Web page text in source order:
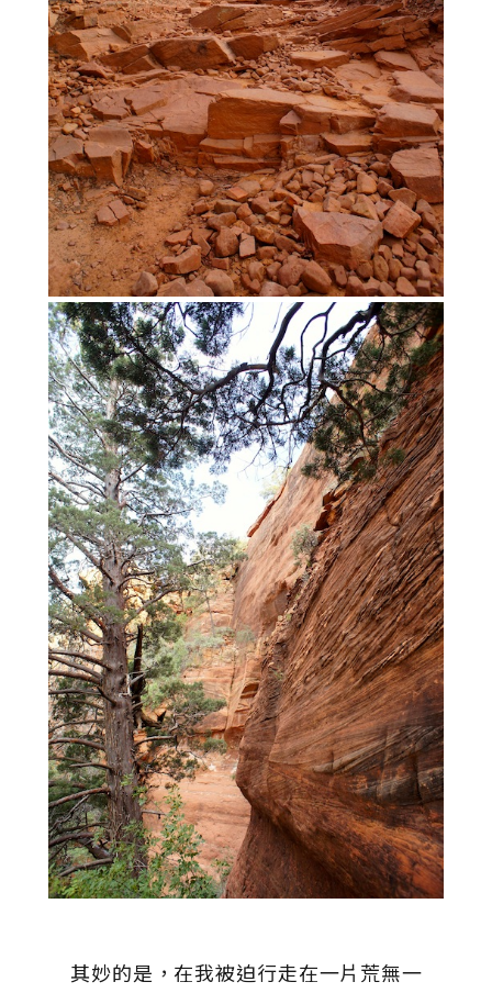
其妙的是，在我被迫行走在一片荒無一